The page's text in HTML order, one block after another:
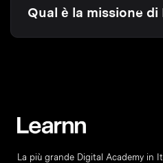
Qual è la missione di
La più grande Digital Academy in